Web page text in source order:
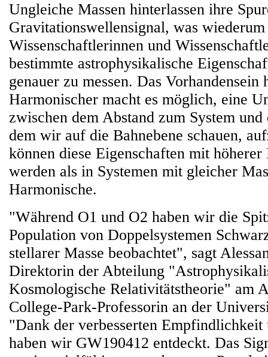
Ungleiche Massen hinterlassen ihre
Gravitationswellensignal, was wiederum
Wissenschaftlerinnen und
bestimmte astrophysikalische
genauer zu messen. Das Vorhandensein
Harmonischer macht es möglich, eine
zwischen dem Abstand zum System
dem wir auf die Bahnebene schauen,
können diese Eigenschaften mit höherer
werden als in Systemen mit gleicher
Harmonische.
"Während O1 und O2 haben wir die
Population von Doppelsystemen
stellarer Masse beobachtet", sagt
Direktorin der Abteilung
Kosmologische Relativitätstheorie" am
College-Park-Professorin an der
"Dank der verbesserten Empfindlichkeit
haben wir GW190412 entdeckt. Das